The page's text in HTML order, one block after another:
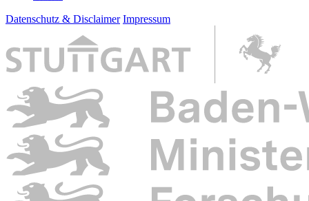
Datenschutz & Disclaimer Impressum